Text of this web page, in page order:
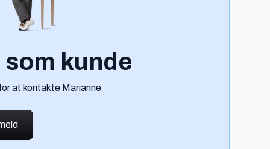
kunde
at kontakte Marianne